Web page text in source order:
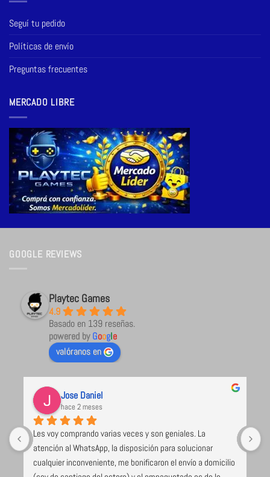
Seguí tu pedido
Políticas de envío
Preguntas frecuentes
MERCADO LIBRE
GOOGLE REVIEWS
Playtec Games
4.9
Basado en 139 reseñas.
powered byGoogle
valóranos en
Jose Daniel
hace 2 meses
Les voy comprando varias veces y son geniales. La
atención al WhatsApp, la disposición para solucionar
cualquier inconveniente, me bonificaron el envío a domicilio